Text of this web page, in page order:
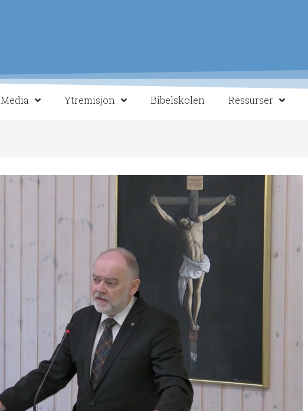
Media Ytremisjon Bibelskolen Ressurser